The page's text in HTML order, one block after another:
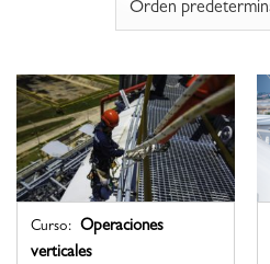
Curso:
Operaciones
verticales